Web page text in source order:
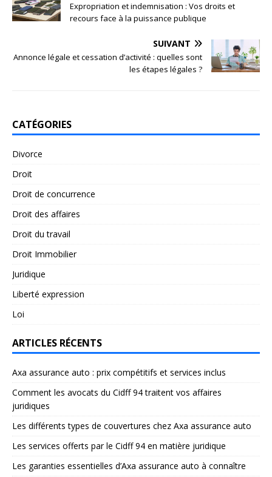
Expropriation et indemnisation : Vos droits et
recours face à la puissance publique
SUIVANT
Annonce légale et cessation d’activité : quelles sont
les étapes légales ?
CATÉGORIES
Divorce
Droit
Droit de concurrence
Droit des affaires
Droit du travail
Droit Immobilier
Juridique
Liberté expression
Loi
ARTICLES RÉCENTS
Axa assurance auto : prix compétitifs et services inclus
Comment les avocats du Cidff 94 traitent vos affaires
juridiques
Les différents types de couvertures chez Axa assurance auto
Les services offerts par le Cidff 94 en matière juridique
Les garanties essentielles d’Axa assurance auto à connaître